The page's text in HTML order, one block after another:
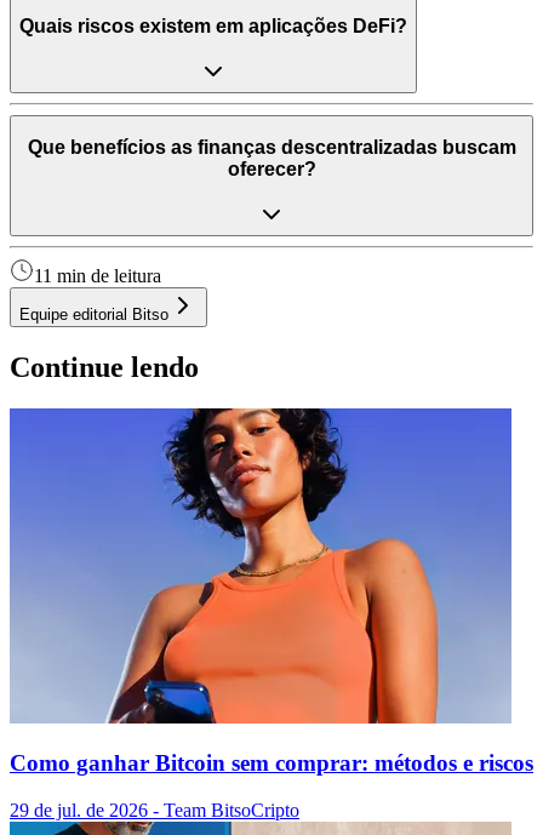
Quais riscos existem em aplicações DeFi?
Que benefícios as finanças descentralizadas buscam
oferecer?
11 min de leitura
Equipe editorial Bitso
Continue lendo
Como ganhar Bitcoin sem comprar: métodos e riscos
29 de jul. de 2026 - Team BitsoCripto